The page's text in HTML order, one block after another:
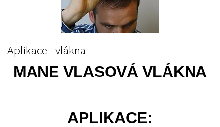
Aplikace - vlákna
MANE VLASOVÁ VLÁKNA
APLIKACE: